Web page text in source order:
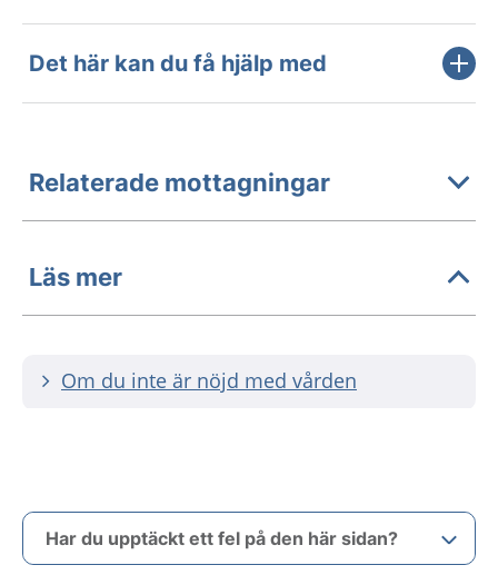
Det här kan du få hjälp med
Relaterade mottagningar
Läs mer
Om du inte är nöjd med vården
Har du upptäckt ett fel på den här sidan?